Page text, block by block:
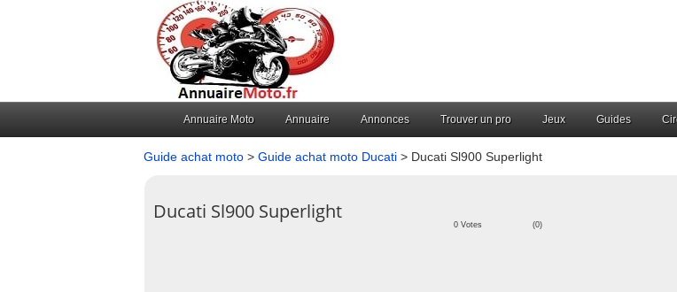
Annuaire Moto Annuaire Annonces Trouver un pro Jeux Guides
Guide achat moto > Guide achat moto Ducati > Ducati Sl900 Superlight
Ducati Sl900 Superlight
0 Votes (0)